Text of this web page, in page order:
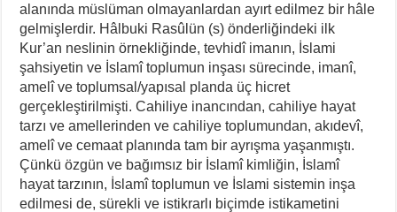
alanında müslüman olmayanlardan ayırt edilmez bir hâle
gelmişlerdir. Hâlbuki Rasûlün (s) önderliğindeki ilk
Kur’an neslinin örnekliğinde, tevhidî imanın, İslami
şahsiyetin ve İslamî toplumun inşası sürecinde, imanî,
amelî ve toplumsal/yapısal planda üç hicret
gerçekleştirilmişti. Cahiliye inancından, cahiliye hayat
tarzı ve amellerinden ve cahiliye toplumundan, akıdevî,
amelî ve cemaat planında tam bir ayrışma yaşanmıştı.
Çünkü özgün ve bağımsız bir İslamî kimliğin, İslamî
hayat tarzının, İslamî toplumun ve İslami sistemin inşa
edilmesi de, sürekli ve istikrarlı biçimde istikametini